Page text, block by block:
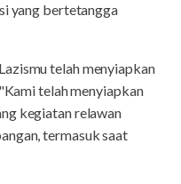
yang bertetangga
telah menyiapkan
telah menyiapkan
kegiatan relawan
termasuk saat